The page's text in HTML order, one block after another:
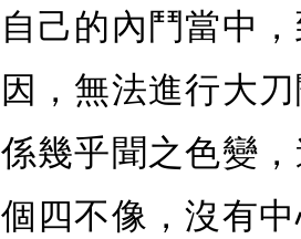
自己的內鬥當中
因，無法進行大
係幾乎聞之色變
個四不像，沒有